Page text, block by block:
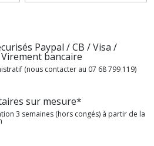
Paypal / CB / Visa /
bancaire
(nous contacter au 07 68 799 119)
sur mesure*
3 semaines (hors congés) à partir de la